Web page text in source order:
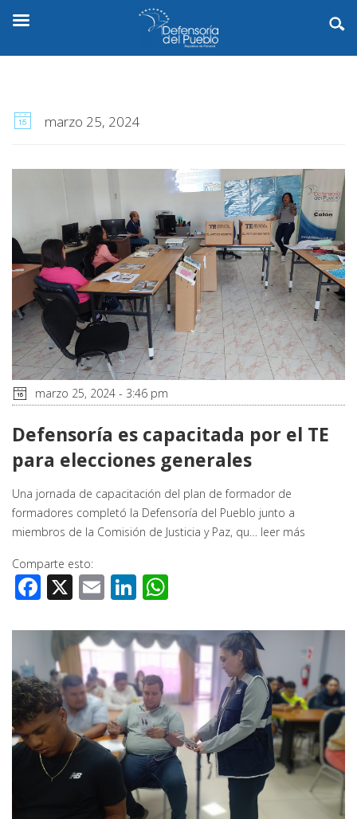
marzo 25, 2024
marzo 25, 2024 - 3:46 pm
Defensoría es capacitada por el TE
para elecciones generales
Una jornada de capacitación del plan de formador de
formadores completó la Defensoría del Pueblo junto a
miembros de la Comisión de Justicia y Paz, qu… leer más
Comparte esto:
Facebook
X EmailLinkedIn